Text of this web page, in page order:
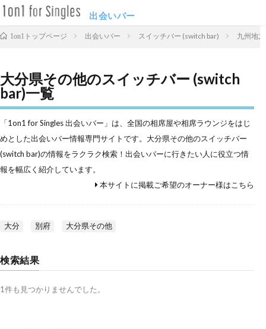
出会いバー
1on1トップページ 出会いバー スイッチバー (switch bar) 九州地方
大分県その他のスイッチバー (switch
bar)一覧
「1on1 for Singles 出会いバー」は、全国の相席屋や相席ラウンジをはじ
めとした出会いバー情報専門サイトです。大分県その他のスイッチバー
(switch bar)の情報をラクラク検索！出会いバーに行きたい人に役立つ情
報を幅広く紹介しています。
本サイトに掲載ご希望のオーナー様はこちら
大分 別府 大分県その他
検索結果
1件も見つかりませんでした。